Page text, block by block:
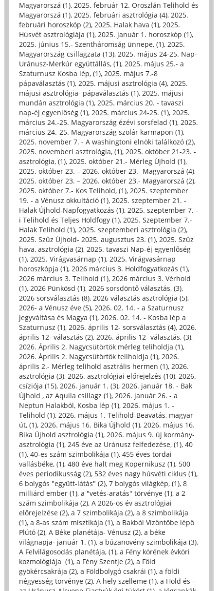
Magyarorszá (1), 2025. február 12. Oroszlán Telihold és
Magyarorszá (1), 2025. februári asztrológia (4), 2025.
februári horoszkóp (2), 2025. Halak hava (1), 2025.
Húsvét asztrológiája (1), 2025. január 1. horoszkóp (1),
2025. június 15.- Szentháromság ünnepe, (1), 2025.
Magyarország csillagzata (13), 2025. május 24-25. Nap-
Uránusz-Merkúr együttállás, (1), 2025. május 25.- a
Szaturnusz Kosba lép, (1), 2025. május 7.-8
pápaválasztás (1), 2025. májusi asztrológia (4), 2025.
májusi asztrológia- pápaválasztás (1), 2025. májusi
mundán asztrológia (1), 2025. március 20. - tavaszi
nap-éj egyenlőség (1), 2025. március 24-25. (1), 2025.
március 24.-25. Magyarország ézévi sorsfelad (1), 2025.
március 24.-25. Magyarország szolár karmapon (1),
2025. november 7. - A washingtoni elnöki találkozó (2),
2025. novemberi asztrológia, (1), 2025. október 21-23. -
asztrológia, (1), 2025. október 21.- Mérleg Újhold (1),
2025. október 23. – 2026. október 23.- Magyarorszá (4),
2025. október 23. – 2026. október 23.- Magyarorszá (2),
2025. október 7.- Kos Telihold, (1), 2025. szeptember
19. - a Vénusz okkultáció (1), 2025. szeptember 21. -
Halak Újhold-Napfogyatkozás (1), 2025. szeptember 7. -
i Telihold és Teljes Holdfogy (1), 2025. Szeptember 7.-
Halak Telihold (1), 2025. szeptemberi asztrológia (2),
2025. Szűz Újhold- 2025. augusztus 23. (1), 2025. Szűz
hava, asztrológia (2), 2025. tavaszi Nap-éj egyenlőség
(1), 2025. Virágvasárnap (1), 2025. Virágvasárnap
horoszkópja (1), 2026 március 3. Holdfogyatkozás (1),
2026 március 3. Telihold (1), 2026 március 3. Vérhold
(1), 2026 Pünkösd (1), 2026 sorsdöntő választás, (3),
2026 sorsválasztás (8), 2026 választás asztrológia (5),
2026- a Vénusz éve (5), 2026. 02. 14. - a Szaturnusz
jegyváltása és Magya (1), 2026. 02. 14. - Kosba lép a
Szaturnusz (1), 2026. április 12- sorsválasztás (4), 2026.
április 12- választás (2), 2026. április 12- választás, (3),
2026. Április 2. Nagycsütörtök mérleg teliholdja (1),
2026. Április 2. Nagycsütörtök teliholdja (1), 2026.
április 2.- Mérleg telihold asztrális hermen (1), 2026.
asztrológia (3), 2026. asztrológiai előrejelzés (10), 2026.
csíziója (15), 2026. január 1. (3), 2026. január 18. - Bak
Újhold , az Aquila csillagz (1), 2026. január 26. - a
Neptun Halakból, Kosba lép (1), 2026. május 1. -
Telihold (1), 2026. május 1. Telihold-Beavatás, magyar
út, (1), 2026. május 16. Bika Újhold (1), 2026. május 16.
Bika Újhold asztrológia (1), 2026. május 9. új kormány-
asztrológia (1), 245 éve az Uránusz felfedezése, (1), 40
(1), 40-es szám szimbolikája (1), 455 éves tordai
vallásbéke, (1), 480 éve halt meg Kopernikusz (1), 500
éves periodikusság (2), 532 éves nagy húsvéti ciklus (1),
6 bolygós "együtt-látás" (2), 7 bolygós világkép, (1), 8
milliárd ember (1), a "vetés-aratás" törvénye (1), a 2
szám szimbolikája (2), A 2026-os év asztrológiai
előrejelzése (2), a 7 szimbolikája (2), a 8 szimbolikája
(1), a 8-as szám misztikája (1), a Bakból Vízöntőbe lépő
Plútó (2), A Béke planétája- Vénusz (2), a béke
világnapja- január 1. (1), a búzanövény szimbolikája (3),
A Felvilágosodás planétája, (1), a Fény körének évköri
kozmológiája (1), a Fény Szentje (2), a Föld
gyökércsakrája (2), a Földbolygó csakrái (1), a földi
négyesség törvénye (2), A hely szelleme (1), a Hold és –